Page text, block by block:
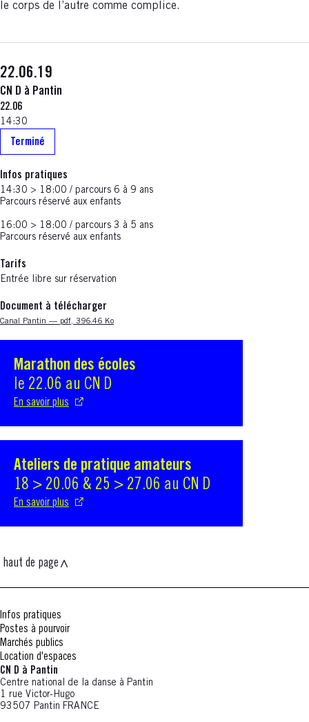
le corps de l’autre comme complice.
22.06.19
CN D à Pantin
22.06
14:30
Terminé
Infos pratiques
14:30 > 18:00 / parcours 6 à 9 ans
Parcours réservé aux enfants
16:00 > 18:00 / parcours 3 à 5 ans
Parcours réservé aux enfants
Tarifs
Entrée libre sur réservation
Document à télécharger
Nouvelle fenêtre
Canal Pantin — pdf, 396.46 Ko
Marathon des écoles
le 22.06 au CN D
En savoir plus
S'ouvre dans une nouvelle fenêtre
Ateliers de pratique amateurs
18 > 20.06 & 25 > 27.06 au CN D
En savoir plus
S'ouvre dans une nouvelle fenêtre
haut de page
Infos pratiques
Postes à pourvoir
Marchés publics
Location d'espaces
CN D à Pantin
Centre national de la danse à Pantin
1 rue Victor-Hugo
93507 Pantin FRANCE